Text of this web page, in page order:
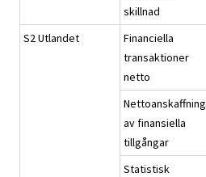
skillnad
S2 Utlandet
Financiella
transaktioner
netto
Nettoanskaffning
av finansiella
tillgångar
Statistisk